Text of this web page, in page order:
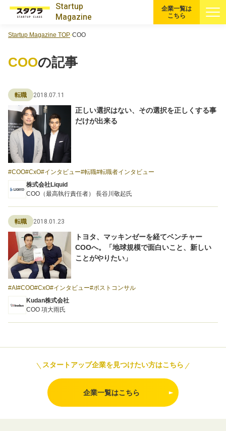
Startup
Magazine
注目スタートアップ
イベント・セミナー
特集記事
CEOインタビュー
導入事例
企業一覧は
こちら
Startup Magazine TOP COO
COOの記事
転職 2018.07.11
正しい選択はない、その選択を正しくする事
だけが出来る
COO CxO インタビュー 転職 転職者インタビュー
株式会社Liquid
COO（最高執行責任者） 長谷川敬起氏
転職 2018.01.23
トヨタ、マッキンゼーを経てベンチャー
COOへ。「地球規模で面白いこと、新しい
ことがやりたい」
AI COO CxO インタビュー ポストコンサル
Kudan株式会社
COO 項大雨氏
スタートアップ企業を見つけたい方はこちら
企業一覧はこちら